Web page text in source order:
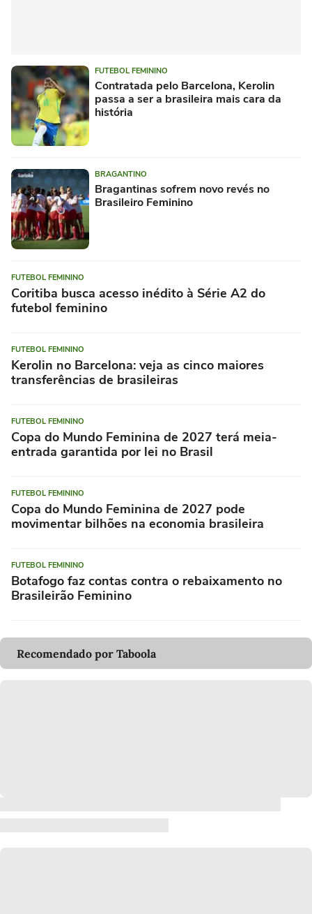
FUTEBOL FEMININO
Contratada pelo Barcelona, Kerolin
passa a ser a brasileira mais cara da
história
BRAGANTINO
Bragantinas sofrem novo revés no
Brasileiro Feminino
FUTEBOL FEMININO
Coritiba busca acesso inédito à Série A2 do
futebol feminino
FUTEBOL FEMININO
Kerolin no Barcelona: veja as cinco maiores
transferências de brasileiras
FUTEBOL FEMININO
Copa do Mundo Feminina de 2027 terá meia-
entrada garantida por lei no Brasil
FUTEBOL FEMININO
Copa do Mundo Feminina de 2027 pode
movimentar bilhões na economia brasileira
FUTEBOL FEMININO
Botafogo faz contas contra o rebaixamento no
Brasileirão Feminino
Recomendado por Taboola